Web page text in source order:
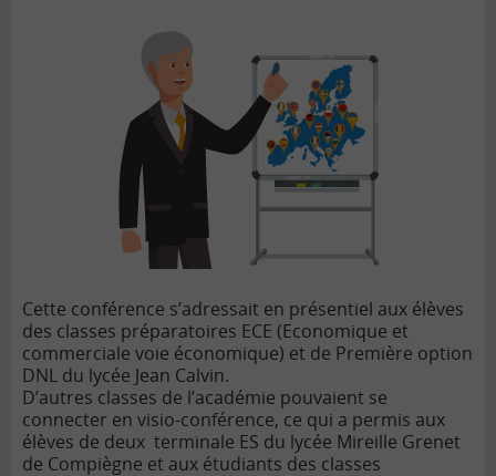
Cette conférence s’adressait en présentiel aux élèves
des classes préparatoires ECE (Economique et
commerciale voie économique) et de Première option
DNL du lycée Jean Calvin.
D’autres classes de l’académie pouvaient se
connecter en visio-conférence, ce qui a permis aux
élèves de deux terminale ES du lycée Mireille Grenet
de Compiègne et aux étudiants des classes